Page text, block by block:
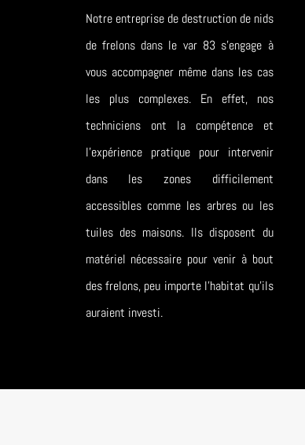
Notre entreprise de destruction de nids
de frelons dans le var 83 s’engage à
vous accompagner même dans les cas
les plus complexes. En effet, nos
techniciens ont la compétence et
l’expérience pratique pour intervenir
dans les zones difficilement
accessibles comme les arbres ou les
tuiles des maisons. Ils disposent du
matériel nécessaire pour venir à bout
des frelons, peu importe l’habitat qu’ils
auraient investi.